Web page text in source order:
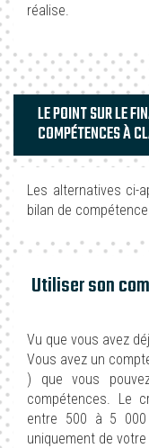
réalise.
LE POINT SUR LE
COMPÉTENCES À
Les alternatives ci-
bilan de
Utiliser son
Vu que vous avez
Vous avez un
) que vous
compétences. Le
entre 500 à 5
uniquement de